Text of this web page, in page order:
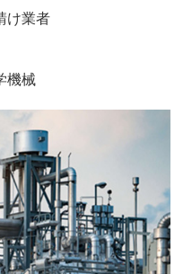
け業者
機械